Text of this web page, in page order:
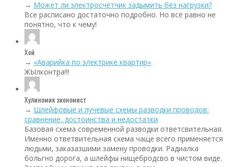
→ Может ли электросчётчик задымить без нагрузки?
Все расписано достаточно подробно. Но всё равно не
понятно, что к чему!
Хой
→ «Аварийка по электрике квартир»
ЖЫлконтра!!!
Хулиномик экономист
→ Шлейфовые и лучевые схемы разводки проводов:
сравнение, достоинства и недостатки
Базовая схема современной разводки ответсвительная.
Именно ответвительная схема чаще всего применяется
людьми, заказазшими замену проводки. Радиалка
больгно дорога, а шлейфы нищебродсво в чистом виде.